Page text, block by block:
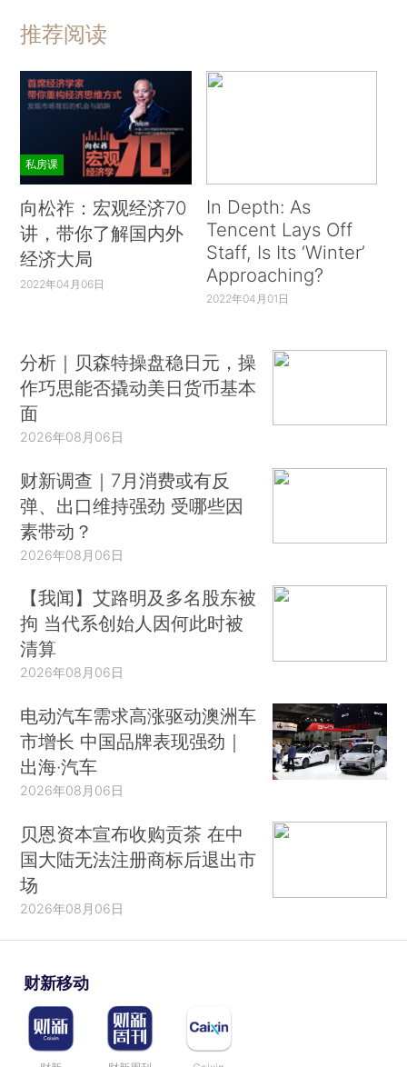
推荐阅读
私房课
向松祚：宏观经济70
讲，带你了解国内外
经济大局
2022年04月06日
In Depth: As
Tencent Lays Off
Staff, Is Its ‘Winter’
Approaching?
2022年04月01日
分析｜贝森特操盘稳日元，操
作巧思能否撬动美日货币基本
面
2026年08月06日
财新调查｜7月消费或有反
弹、出口维持强劲 受哪些因
素带动？
2026年08月06日
【我闻】艾路明及多名股东被
拘 当代系创始人因何此时被
清算
2026年08月06日
电动汽车需求高涨驱动澳洲车
市增长 中国品牌表现强劲｜
出海·汽车
2026年08月06日
贝恩资本宣布收购贡茶 在中
国大陆无法注册商标后退出市
场
2026年08月06日
财新移动